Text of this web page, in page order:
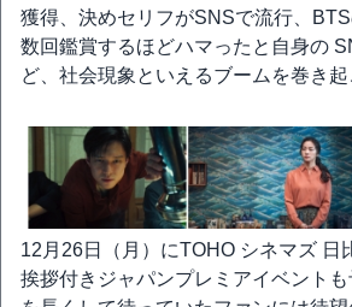
獲得、決めセリフがSNSで流行、
数回鑑賞するほどハマったと自身の
ど、社会現象といえるブームを巻き起
12月26日（月）にTOHO シネマズ 日
挨拶付きジャパンプレミアイベント